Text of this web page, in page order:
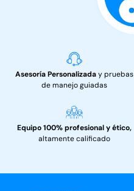
Asesoría Personalizaday pruebas
de manejo guiadas
Equipo 100% profesional y ético,
altamente calificado